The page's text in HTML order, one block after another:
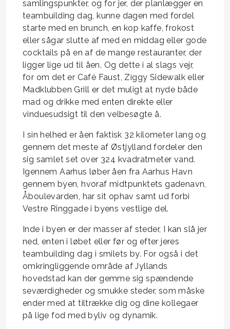
samlingspunkter, og for jer, der planlægger en
teambuilding dag, kunne dagen med fordel
starte med en brunch, en kop kaffe, frokost
eller sågar slutte af med en middag eller gode
cocktails på en af de mange restauranter, der
ligger lige ud til åen. Og dette i al slags vejr,
for om det er Café Faust, Ziggy Sidewalk eller
Madklubben Grill er det muligt at nyde både
mad og drikke med enten direkte eller
vinduesudsigt til den velbesøgte å.
I sin helhed er åen faktisk 32 kilometer lang og
gennem det meste af Østjylland fordeler den
sig samlet set over 324 kvadratmeter vand.
Igennem Aarhus løber åen fra Aarhus Havn
gennem byen, hvoraf midtpunktets gadenavn,
Åboulevarden, har sit ophav samt ud forbi
Vestre Ringgade i byens vestlige del.
Inde i byen er der masser af steder, I kan slå jer
ned, enten i løbet eller før og efter jeres
teambuilding dag i smilets by. For også i det
omkringliggende område af Jyllands
hovedstad kan der gemme sig spændende
seværdigheder og smukke steder, som måske
ender med at tiltrække dig og dine kollegaer
på lige fod med byliv og dynamik.